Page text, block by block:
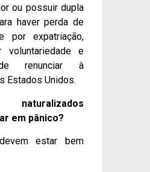
ou possuir dupla
haver perda de
por expatriação,
voluntariedade e
renunciar à
Estados Unidos.
naturalizados
em pânico?
estar bem